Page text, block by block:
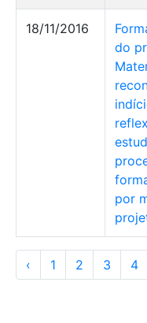
18/11/2016
do
por
‹ 1 2 3 4